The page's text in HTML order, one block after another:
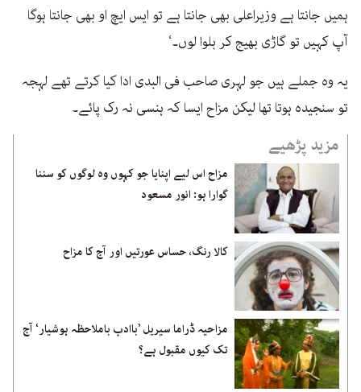
ہمیں جانتا ہے وزیراعلی بھی جانتا ہے تو ایس ایچ او بھی جانتا ہوگا
آپ کہیں تو گاڑی بھیج کر بلوا لوں۔‘
یہ وہ جملے ہیں جو لہری صاحب فی البدی ادا کیا کرتے تھے لہجہ
تو سنجیدہ ہوتا تھا لیکن مزاح ایسا کہ ہنسی نہ رک پائے۔
مزید پڑھیے
مزاح اس لیے اپنایا جو کہوں وہ لوگوں کو سننا
گوارا ہو: انور مسعود
کالا رنگ، حساس عورتیں اور آج کا مزاح
مزاحیہ ڈراما سیریل ’باادب باملاحظہ ہوشیار‘ آج
تک کیوں مقبول ہے؟